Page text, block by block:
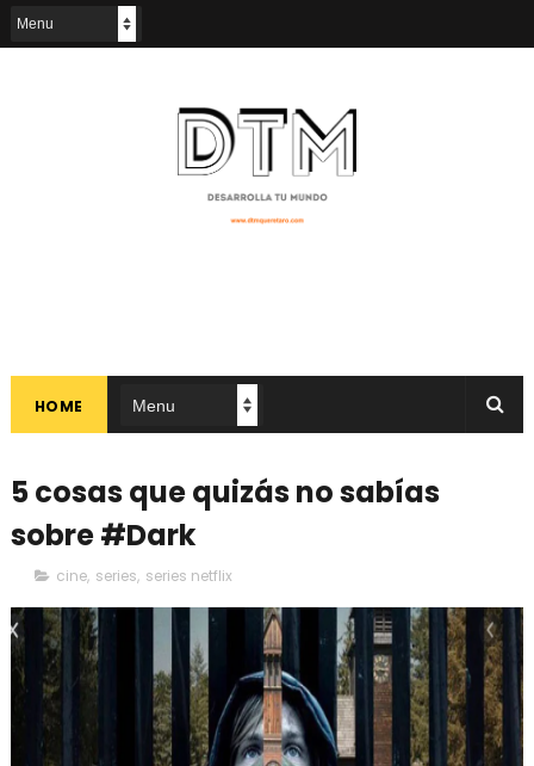
HOME
5 cosas que quizás no sabías
sobre #Dark
cine, series, series netflix